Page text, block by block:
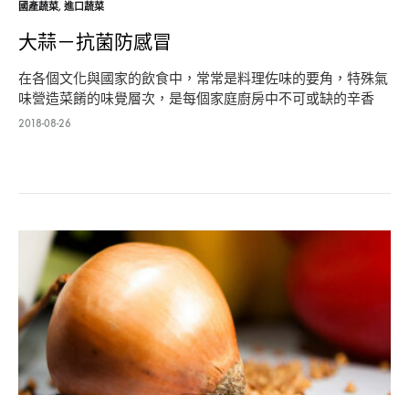
國產蔬菜, 進口蔬菜
大蒜－抗菌防感冒
在各個文化與國家的飲食中，常常是料理佐味的要角，特殊氣
味營造菜餚的味覺層次，是每個家庭廚房中不可或缺的辛香
料。也是國內長…
2018-08-26